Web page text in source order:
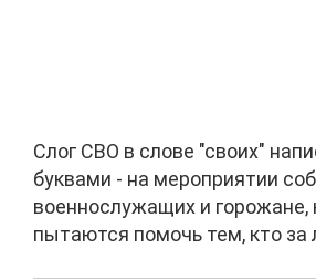
Слог СВО в слове "своих"
буквами - на мероприятии
военнослужащих и горожане,
пытаются помочь тем, кто за